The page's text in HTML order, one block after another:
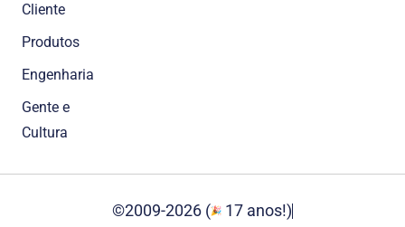
Cliente
Produtos
Engenharia
Gente e
Cultura
©2009-2026 (
17 anos!)